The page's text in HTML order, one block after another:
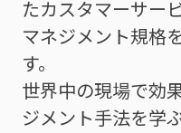
たカスタマーサー
マネジメント規格
す。
世界中の現場で効
ジメント手法を学